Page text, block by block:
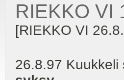
RIEKKO VI
[RIEKKO VI
26.8.97